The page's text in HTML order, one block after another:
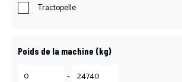
Tractopelle
Poids de la machine (kg)
-